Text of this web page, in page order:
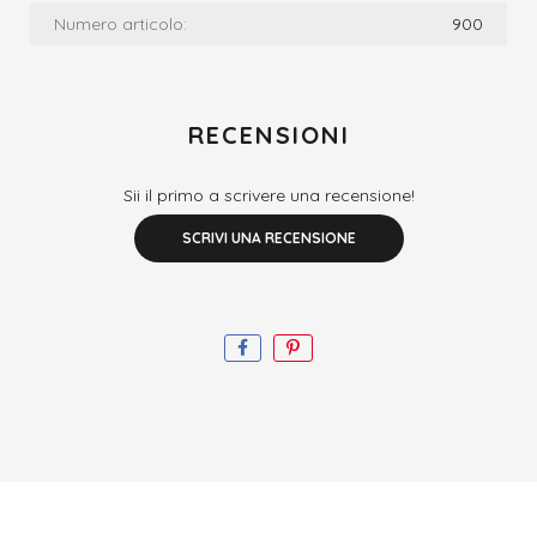
Numero articolo: 900
RECENSIONI
Sii il primo a scrivere una recensione!
SCRIVI UNA RECENSIONE